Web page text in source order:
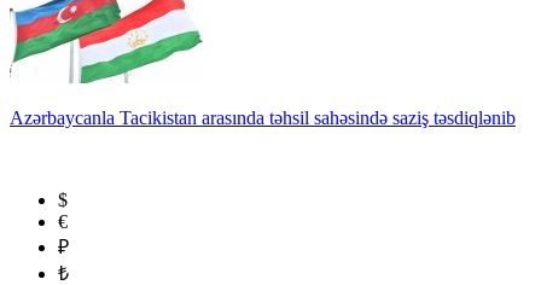
Azərbaycanla Tacikistan arasında təhsil sahəsində saziş təsdiqlənib
$
€
₽
₺